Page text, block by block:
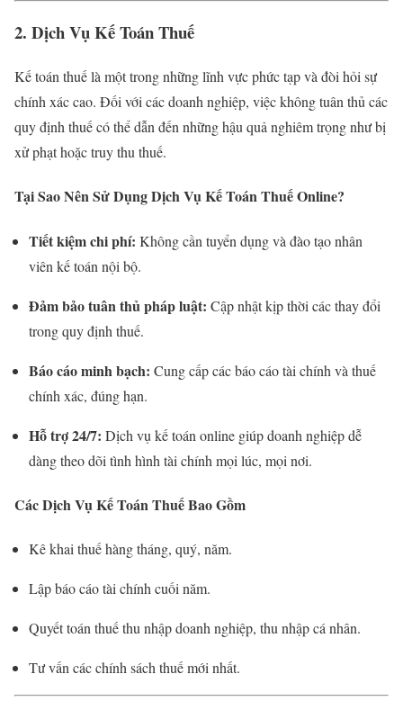
2. Dịch Vụ Kế Toán Thuế
Kế toán thuế là một trong những lĩnh vực phức tạp và đòi hỏi sự
chính xác cao. Đối với các doanh nghiệp, việc không tuân thủ các
quy định thuế có thể dẫn đến những hậu quả nghiêm trọng như bị
xử phạt hoặc truy thu thuế.
Tại Sao Nên Sử Dụng Dịch Vụ Kế Toán Thuế Online?
Tiết kiệm chi phí: Không cần tuyển dụng và đào tạo nhân
viên kế toán nội bộ.
Đảm bảo tuân thủ pháp luật: Cập nhật kịp thời các thay đổi
trong quy định thuế.
Báo cáo minh bạch: Cung cấp các báo cáo tài chính và thuế
chính xác, đúng hạn.
Hỗ trợ 24/7: Dịch vụ kế toán online giúp doanh nghiệp dễ
dàng theo dõi tình hình tài chính mọi lúc, mọi nơi.
Các Dịch Vụ Kế Toán Thuế Bao Gồm
Kê khai thuế hàng tháng, quý, năm.
Lập báo cáo tài chính cuối năm.
Quyết toán thuế thu nhập doanh nghiệp, thu nhập cá nhân.
Tư vấn các chính sách thuế mới nhất.